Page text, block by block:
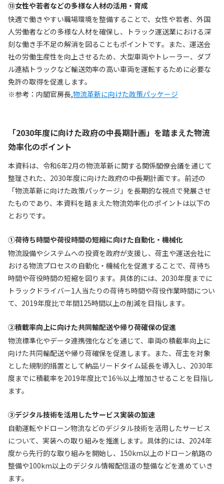
⑬女性や若者などの多様な人材の活用・育成
快適で働きやすい職場環境を整備することで、女性や若者、外国
人労働者などの多様な人材を確保し、トラック運送業における深
刻な働き手不足の解消を図ることもポイントです。また、運送会
社の労働生産性を向上させるため、大型車両やトレーラー、ダブ
ル連結トラックなど輸送効率の高い車両を運転するために必要な
免許の取得を促進します。
※参考：内閣官房長,物流革新に向けた政策パッケージ
「2030年度に向けた政府の中長期計画」を踏まえた物流
効率化のポイント
本資料は、令和6年2月の物流革新に関する関係閣僚会議を通じて
整理された、2030年度に向けた政府の中長期計画です。前述の
「物流革新に向けた政策パッケージ」を長期的な視点で発展させ
たものであり、本資料を踏まえた物流効率化のポイントは以下の
とおりです。
①荷待ち時間や荷役時間の短縮に向けた自動化・機械化
物流設備やシステムへの投資を政府が支援し、荷主や運送会社に
おける物流プロセスの自動化・機械化を促進することで、荷待ち
時間や荷役時間の短縮を図ります。具体的には、2030年度までに
トラックドライバー1人当たりの荷待ち時間や荷役作業時間につい
て、2019年度比で年間125時間以上の削減を目指します。
②積載率向上に向けた共同輸配送や帰り荷確保の促進
物流標準化やデータ連携強化などを通じて、車両の積載率向上に
向けた共同輸配送や帰り荷確保を促進します。また、荷主を対象
とした規制的措置として納品リードタイム延長を導入し、2030年
度までに積載率を2019年度比で16％以上増加させることを目指し
ます。
③デジタル技術を活用したサービス実装の加速
自動運転やドローン物流などのデジタル技術を活用したサービス
について、実装への取り組みを推進します。具体的には、2024年
度から先行的な取り組みを開始し、150km以上のドローン航路の
整備や100km以上のデジタル情報配信道の整備などを進めていき
ます。